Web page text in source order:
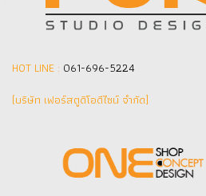
HOT LINE : 061-696-5224
(บริษัท เฟอร์สตูดิโอดีไซน์ จำกัด]